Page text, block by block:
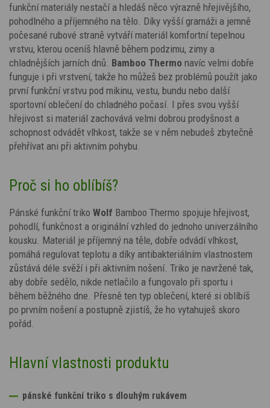
funkční materiály nestačí a hledáš něco výrazně hřejivějšího,
pohodlného a příjemného na tělo. Díky vyšší gramáži a jemně
počesané rubové straně vytváří materiál komfortní tepelnou
vrstvu, kterou oceníš hlavně během podzimu, zimy a
chladnějších jarních dnů. Bamboo Thermo navíc velmi dobře
funguje i při vrstvení, takže ho můžeš bez problémů použít jako
první funkční vrstvu pod mikinu, vestu, bundu nebo další
sportovní oblečení do chladného počasí. I přes svou vyšší
hřejivost si materiál zachovává velmi dobrou prodyšnost a
schopnost odvádět vlhkost, takže se v něm nebudeš zbytečně
přehřívat ani při aktivním pohybu.
Proč si ho oblíbíš?
Pánské funkční triko Wolf Bamboo Thermo spojuje hřejivost,
pohodlí, funkčnost a originální vzhled do jednoho univerzálního
kousku. Materiál je příjemný na těle, dobře odvádí vlhkost,
pomáhá regulovat teplotu a díky antibakteriálním vlastnostem
zůstává déle svěží i při aktivním nošení. Triko je navržené tak,
aby dobře sedělo, nikde netlačilo a fungovalo při sportu i
během běžného dne. Přesně ten typ oblečení, které si oblíbíš
po prvním nošení a postupně zjistíš, že ho vytahuješ skoro
pořád.
Hlavní vlastnosti produktu
pánské funkční triko s dlouhým rukávem